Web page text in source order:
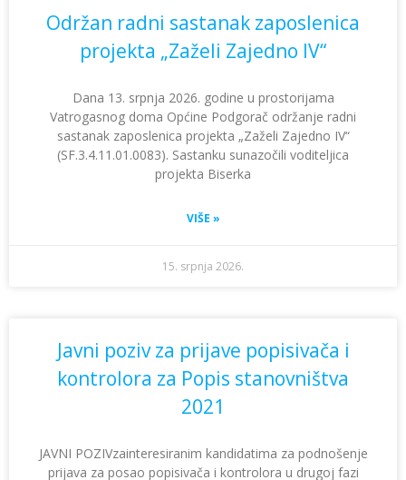
Održan radni sastanak zaposlenica
projekta „Zaželi Zajedno IV“
Dana 13. srpnja 2026. godine u prostorijama
Vatrogasnog doma Općine Podgorač održanje radni
sastanak zaposlenica projekta „Zaželi Zajedno IV“
(SF.3.4.11.01.0083). Sastanku sunazočili voditeljica
projekta Biserka
VIŠE »
15. srpnja 2026.
Javni poziv za prijave popisivača i
kontrolora za Popis stanovništva
2021
JAVNI POZIVzainteresiranim kandidatima za podnošenje
prijava za posao popisivača i kontrolora u drugoj fazi